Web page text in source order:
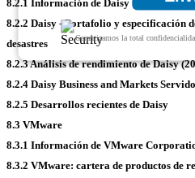
Garantizamos la total
8.2.1 Información de Daisy Corporation
8.2.2 Daisy - Portafolio y especificación
desastres
8.2.3 Análisis de rendimiento de Daisy
8.2.4 Daisy Business and Markets Servido
8.2.5 Desarrollos recientes de Daisy
8.3 VMware
8.3.1 Información de VMware
8.3.2 VMware: cartera de productos de